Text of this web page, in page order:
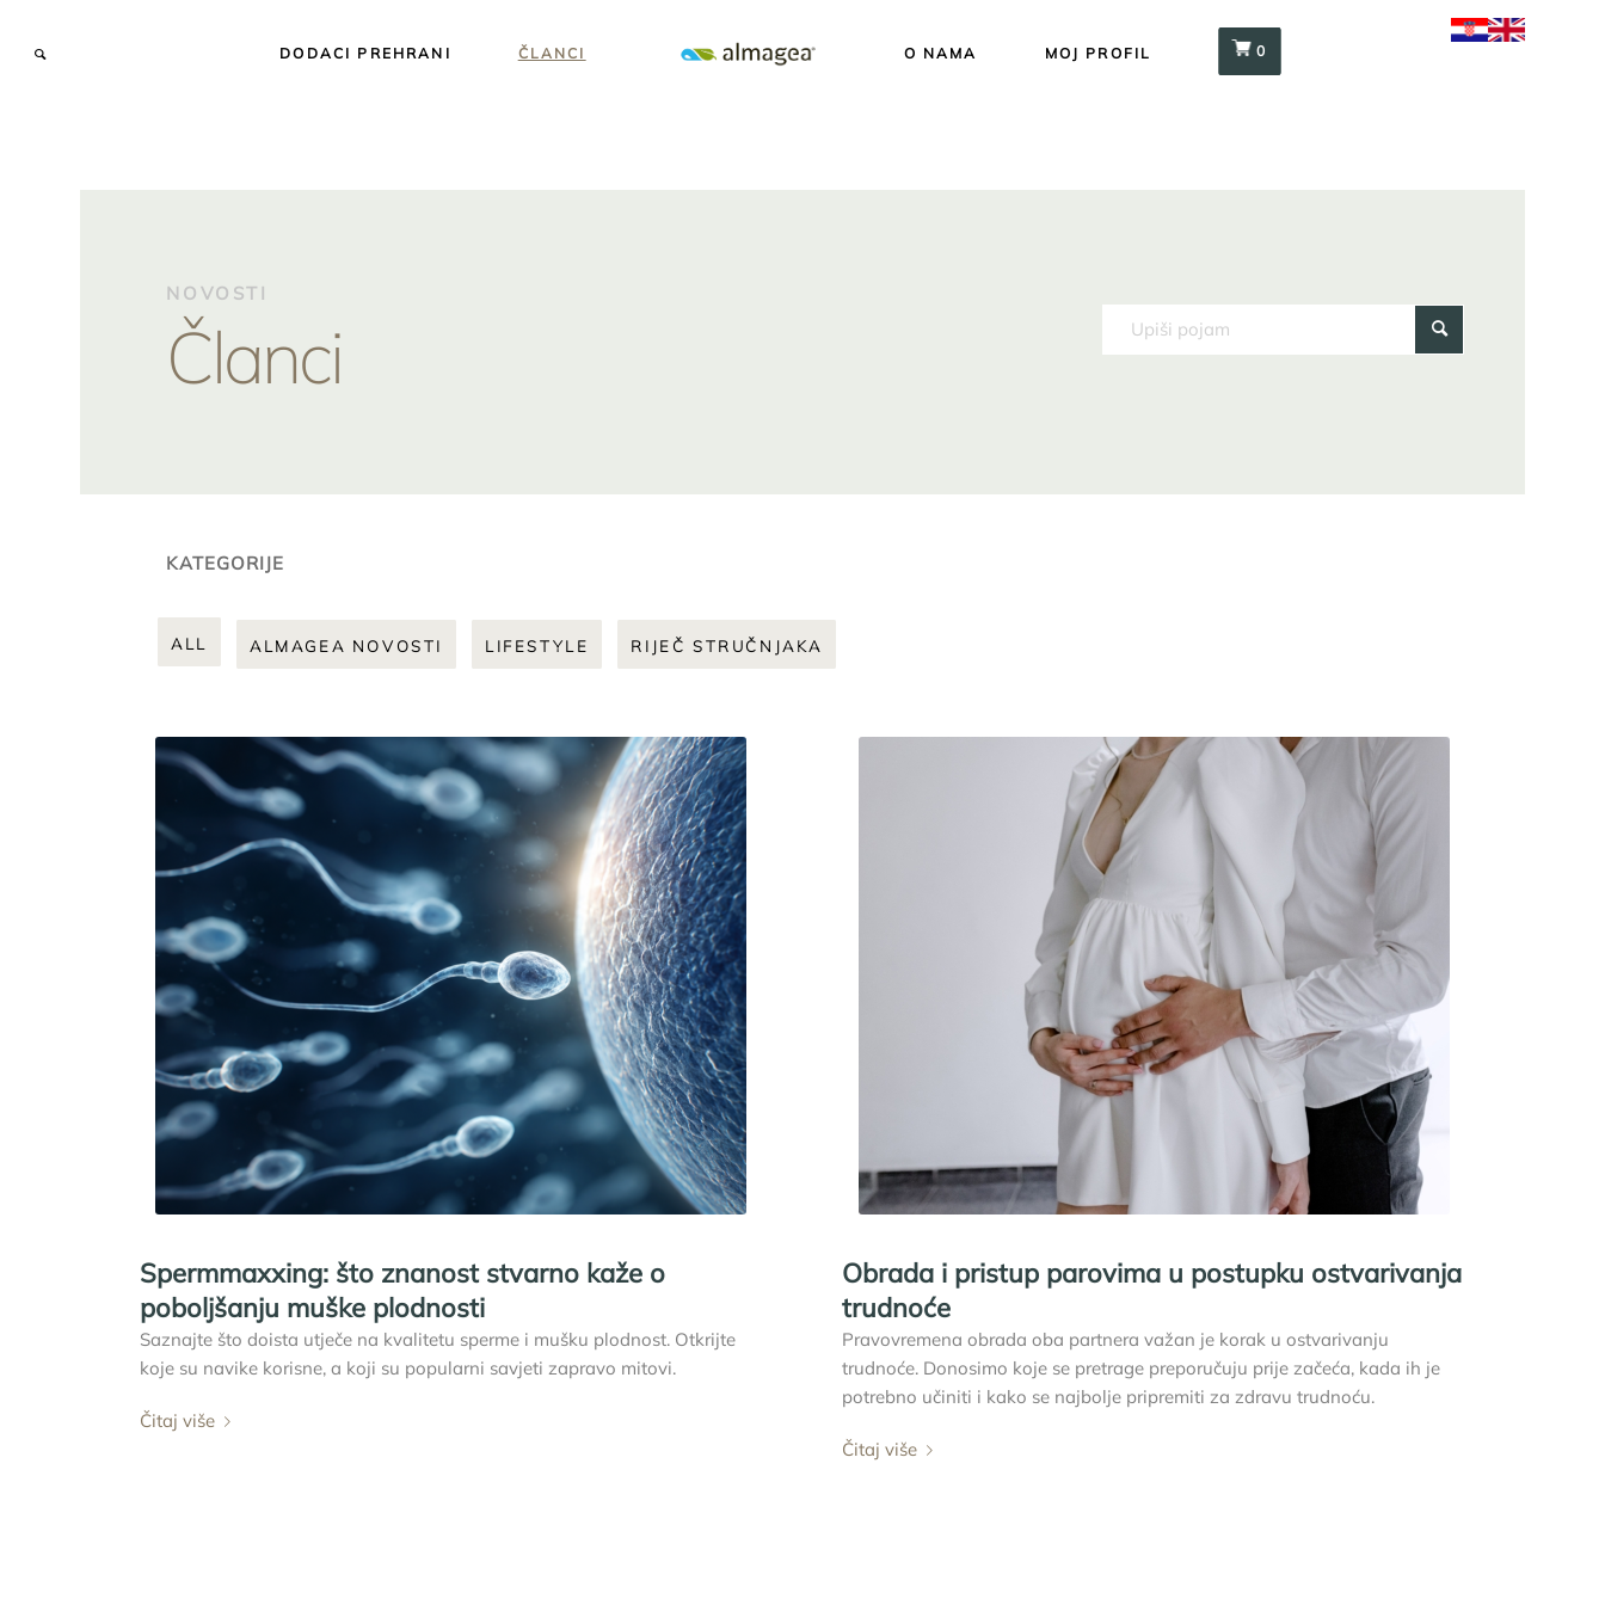
DODACI PREHRANI ČLANCI O NAMA MOJ PROFIL 0
NOVOSTI
Članci
KATEGORIJE
ALL ALMAGEA NOVOSTI LIFESTYLE RIJEČ STRUČNJAKA
Spermmaxxing: što znanost stvarno kaže o
poboljšanju muške plodnosti
Saznajte što doista utječe na kvalitetu sperme i mušku plodnost. Otkrijte
koje su navike korisne, a koji su popularni savjeti zapravo mitovi.
Čitaj više
Obrada i pristup parovima u postupku ostvarivanja
trudnoće
Pravovremena obrada oba partnera važan je korak u ostvarivanju
trudnoće. Donosimo koje se pretrage preporučuju prije začeća, kada ih je
potrebno učiniti i kako se najbolje pripremiti za zdravu trudnoću.
Čitaj više